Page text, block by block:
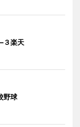
３楽天
野球